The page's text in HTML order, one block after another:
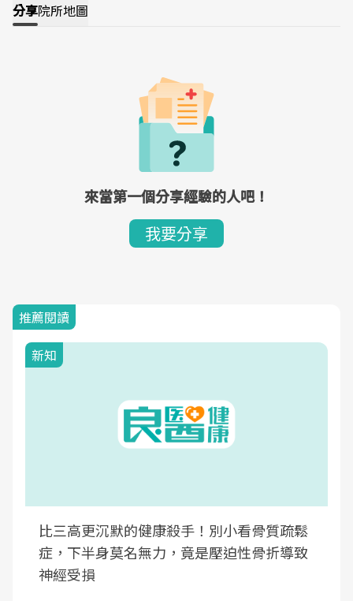
分享院所地圖
來當第一個分享經驗的人吧！
我要分享
推薦閱讀
新知
比三高更沉默的健康殺手！別小看骨質疏鬆
症，下半身莫名無力，竟是壓迫性骨折導致
神經受損